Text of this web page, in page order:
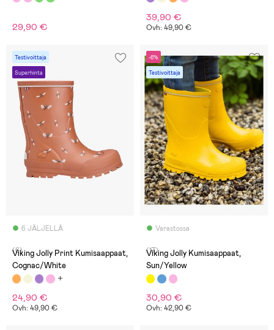
29,90 €
39,90 €
Ovh: 49,90 €
Testivoittaja
Superhinta
6 JÄLJELLÄ
(6)
Viking Jolly Print Kumisaappaat,
Cognac/White
24,90 €
Ovh: 49,90 €
-6%
Testivoittaja
Varastossa
(17)
Viking Jolly Kumisaappaat,
Sun/Yellow
30,90 €
Ovh: 42,90 €